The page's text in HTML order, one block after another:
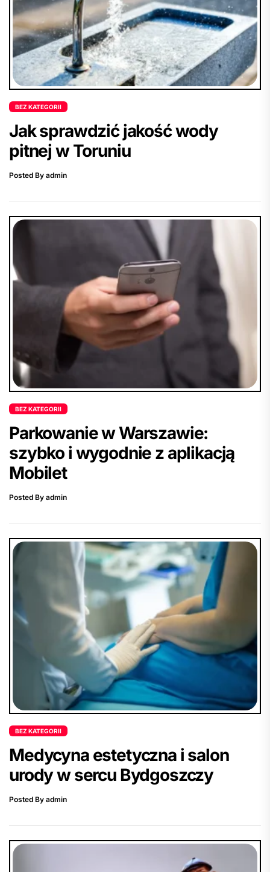
BEZ KATEGORII
Jak sprawdzić jakość wody
pitnej w Toruniu
Posted By admin
BEZ KATEGORII
Parkowanie w Warszawie:
szybko i wygodnie z aplikacją
Mobilet
Posted By admin
BEZ KATEGORII
Medycyna estetyczna i salon
urody w sercu Bydgoszczy
Posted By admin